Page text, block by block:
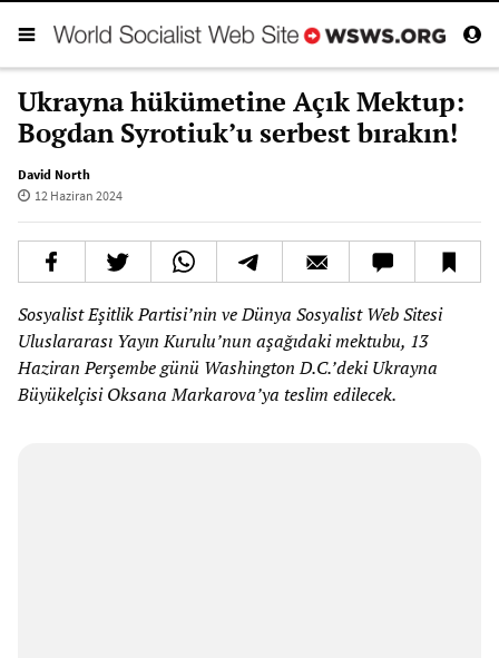
Ukrayna hükümetine Açık Mektup:
Bogdan Syrotiuk’u serbest bırakın!
David North
12 Haziran 2024
Sosyalist Eşitlik Partisi’nin ve Dünya Sosyalist Web Sitesi
Uluslararası Yayın Kurulu’nun aşağıdaki mektubu, 13
Haziran Perşembe günü Washington D.C.’deki Ukrayna
Büyükelçisi Oksana Markarova’ya teslim edilecek.